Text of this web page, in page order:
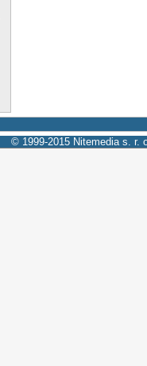
© 1999-2015 Nitemedia s. r.